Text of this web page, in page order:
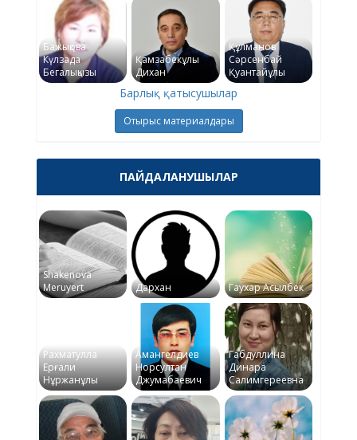
Бажықова
Күлзада
Бегалықызы
Қамзабекұлы
Дихан
Құлманов
Сәрсенбай
Қуантайұлы
Барлық қатысушылар
Отырыс материалдары
ПАЙДАЛАНУШЫЛАР
Shakenova
Meruyert
Дархан Гаухар Асылбек
Рахматулла
Ерғали
Нұржанұлы
Амангелдиев
Норсултан
Джумабаевич
Габдуллина
Динара
Салимгереевна